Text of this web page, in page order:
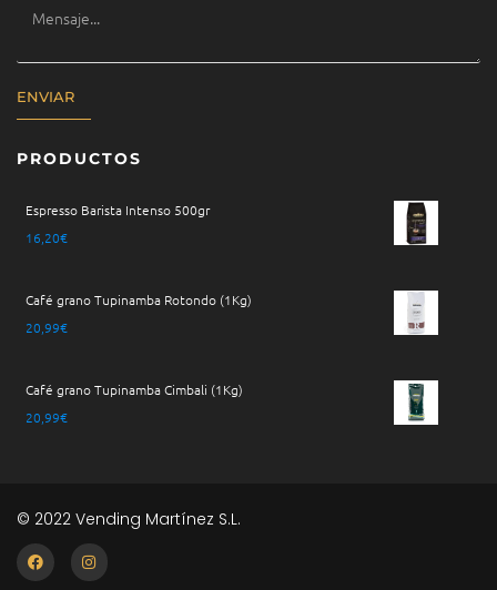
ENVIAR
PRODUCTOS
Espresso Barista Intenso 500gr
16,20€
Café grano Tupinamba Rotondo (1Kg)
20,99€
Café grano Tupinamba Cimbali (1Kg)
20,99€
© 2022 Vending Martínez S.L.